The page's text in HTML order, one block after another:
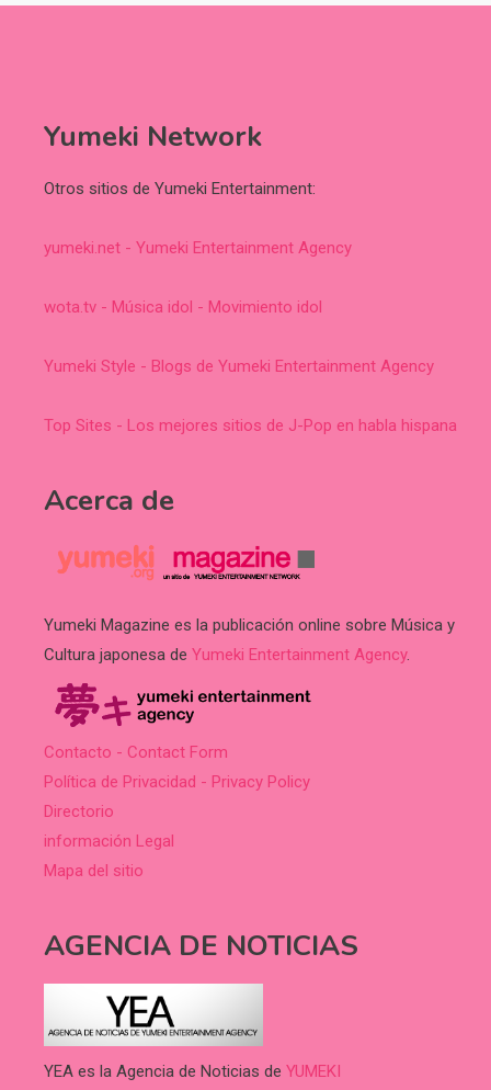
Yumeki Network
Otros sitios de Yumeki Entertainment:
yumeki.net - Yumeki Entertainment Agency
wota.tv - Música idol - Movimiento idol
Yumeki Style - Blogs de Yumeki Entertainment Agency
Top Sites - Los mejores sitios de J-Pop en habla hispana
Acerca de
Yumeki Magazine es la publicación online sobre Música y
Cultura japonesa de Yumeki Entertainment Agency.
Contacto - Contact Form
Política de Privacidad - Privacy Policy
Directorio
información Legal
Mapa del sitio
AGENCIA DE NOTICIAS
YEA es la Agencia de Noticias de YUMEKI